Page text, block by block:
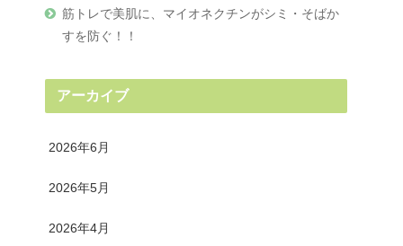
筋トレで美肌に、マイオネクチンがシミ・そばか
すを防ぐ！！
アーカイブ
2026年6月
2026年5月
2026年4月